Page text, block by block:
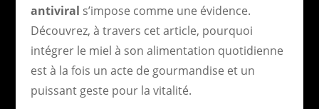
antiviral s’impose comme une évidence.
Découvrez, à travers cet article, pourquoi
intégrer le miel à son alimentation quotidienne
est à la fois un acte de gourmandise et un
puissant geste pour la vitalité.